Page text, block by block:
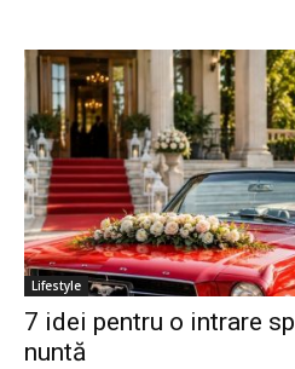
Lifestyle
7 idei pentru o intrare
nuntă